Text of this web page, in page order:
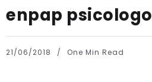
enpap psicologo
21/06/2018 One Min Read